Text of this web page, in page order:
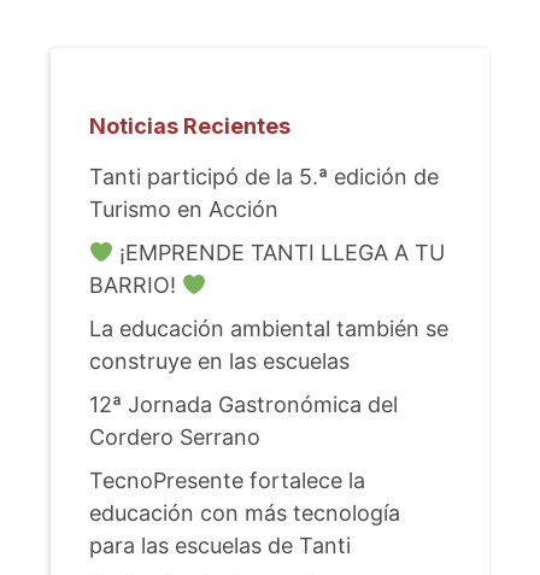
Noticias Recientes
Tanti participó de la 5.ª edición de
Turismo en Acción
¡EMPRENDE TANTI LLEGA A TU
BARRIO!
La educación ambiental también se
construye en las escuelas
12ª Jornada Gastronómica del
Cordero Serrano
TecnoPresente fortalece la
educación con más tecnología
para las escuelas de Tanti